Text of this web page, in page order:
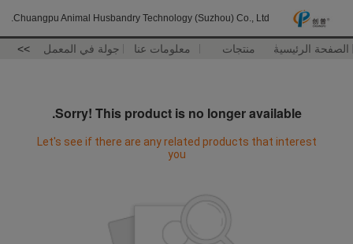
Chuangpu Animal Husbandry Technology (Suzhou) Co., Ltd.
الصفحة الرئيسية منتجات معلومات عنا جولة في المعمل >>
Sorry! This product is no longer available.
Let's see if there are any related products that interest
you